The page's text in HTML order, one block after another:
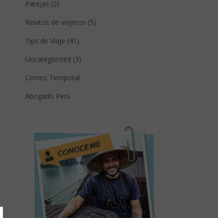
Parejas (2)
Relatos de viajeros (5)
Tips de Viaje (41)
Uncategorized (3)
Correo Temporal
Abogado Perú